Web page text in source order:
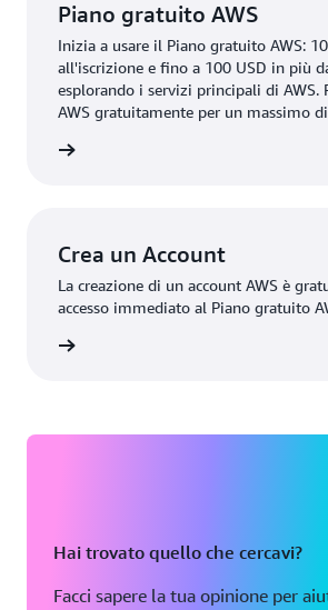
Piano gratuito AWS
Inizia a usare il Piano gratuito AWS:
all'iscrizione e fino a 100 USD in più
esplorando i servizi principali di AWS.
AWS gratuitamente per un massimo
Crea un Account
La creazione di un account AWS è
accesso immediato al Piano gratuito
Hai trovato quello che cercavi?
Facci sapere la tua opinione per